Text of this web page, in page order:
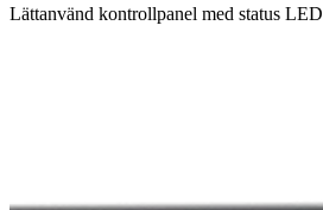
Lättanvänd kontrollpanel med status LED